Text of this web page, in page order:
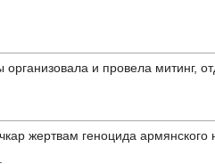
и провела митинг,
жертвам геноцида